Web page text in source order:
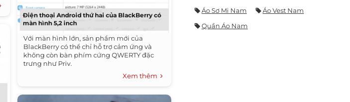
Điện thoại Android thứ hai của BlackBerry có
màn hình 5,2 inch
Với màn hình lớn, sản phẩm mới của
BlackBerry có thể chỉ hỗ trợ cảm ứng và
không còn bàn phím cứng QWERTY đặc
trưng như Priv.
Xem thêm
Áo Sơ Mi Nam
Áo Vest Nam
Quần Áo Nam